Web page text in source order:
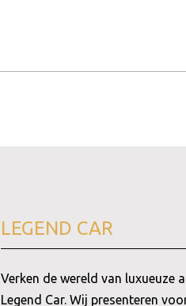
LEGEND CAR
Verken de wereld van luxueuze
Legend Car. Wij presenteren